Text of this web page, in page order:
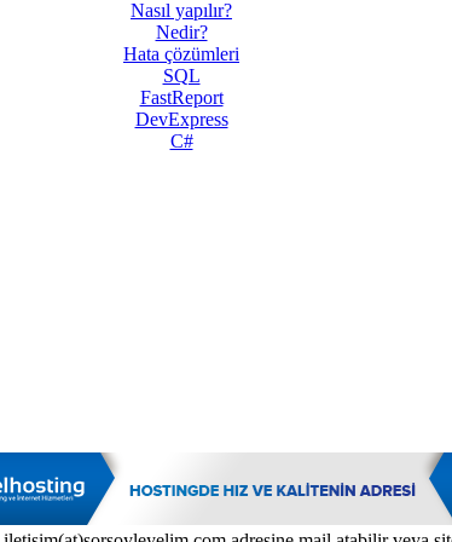
Nasıl yapılır?
Nedir?
Hata çözümleri
SQL
FastReport
DevExpress
C#